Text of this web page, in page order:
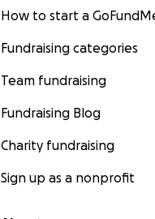
How to start a
Fundraising categories
Team fundraising
Fundraising Blog
Charity fundraising
Sign up as a nonprofit